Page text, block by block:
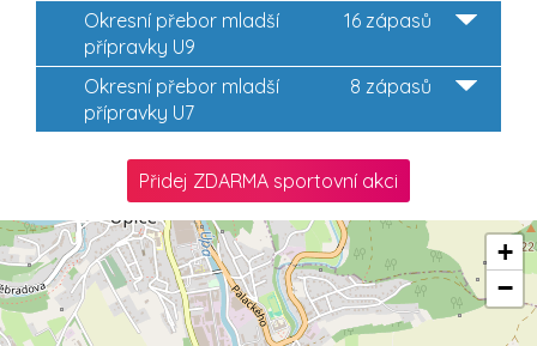
16 zápasů
Okresní přebor mladší
přípravky U9
8 zápasů
Okresní přebor mladší
přípravky U7
Přidej ZDARMA sportovní akci
+
−